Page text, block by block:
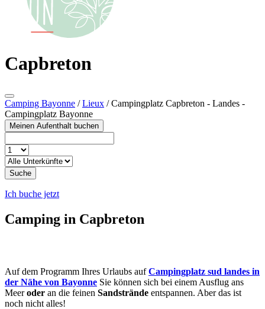
Capbreton
Camping Bayonne /Lieux /Campingplatz Capbreton - Landes -
Campingplatz Bayonne
Meinen Aufenthalt buchen
Suche
Ich buche jetzt
Camping in Capbreton
Auf dem Programm Ihres Urlaubs aufCampingplatz sud landes in
der Nähe von Bayonne Sie können sich bei einem Ausflug ans
Meeroder an die feinen Sandstrände entspannen. Aber das ist
noch nicht alles!